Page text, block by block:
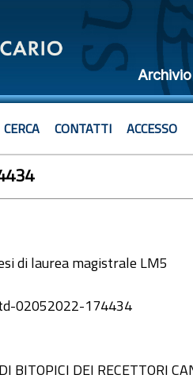
CERCA CONTATTI ACCESSO
di laurea magistrale LM5
02052022-174434
BITOPICI DEI RECETTORI